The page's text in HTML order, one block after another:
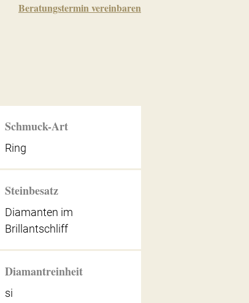
Beratungstermin vereinbaren
Schmuck-Art
Ring
Steinbesatz
Diamanten im
Brillantschliff
Diamantreinheit
si